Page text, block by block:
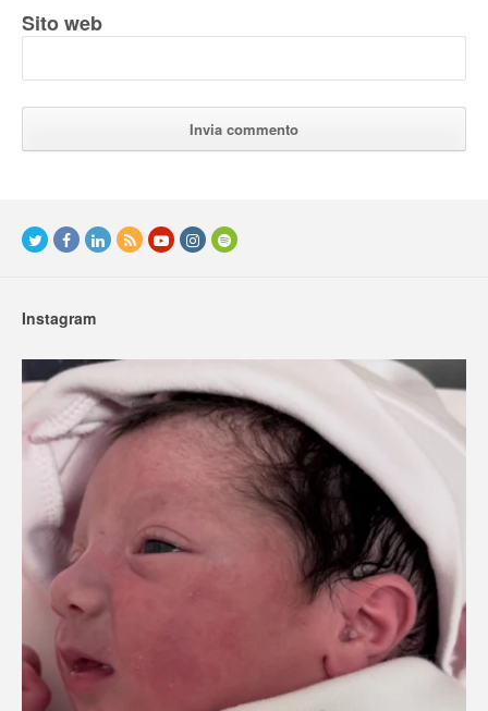
Sito web
Instagram